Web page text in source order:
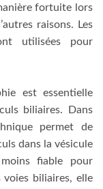
fortuite lors
raisons. Les
utilisées pour
est essentielle
biliaires. Dans
permet de
dans la vésicule
fiable pour
voies biliaires, elle